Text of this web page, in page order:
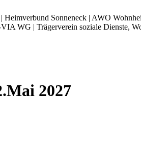
Sonneneck | AWO
WG | Trägerverein soziale Dienste,
2027